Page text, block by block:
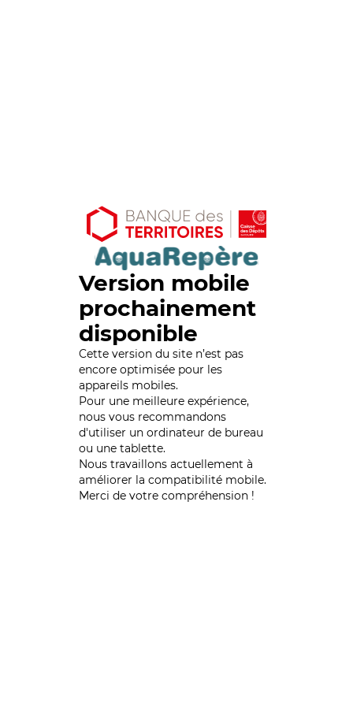
Version mobile
prochainement
disponible
Cette version du site n’est pas
encore optimisée pour les
appareils mobiles.
Pour une meilleure expérience,
nous vous recommandons
d'utiliser un ordinateur de bureau
ou une tablette.
Nous travaillons actuellement à
améliorer la compatibilité mobile.
Merci de votre compréhension !